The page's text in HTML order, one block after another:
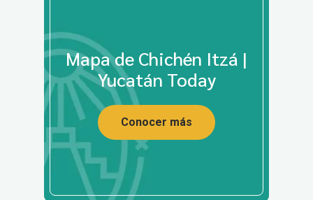
Mapa de Chichén Itzá |
Yucatán Today
Conocer más